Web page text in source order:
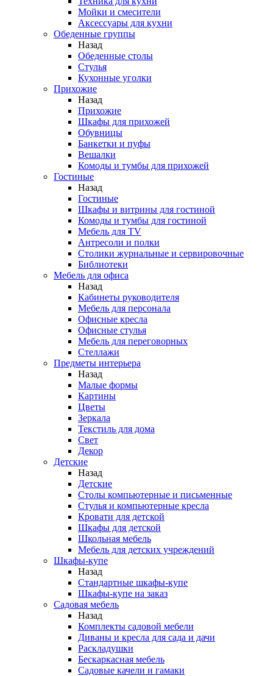
Мойки и смесители
Аксессуары для кухни
Обеденные группы
Назад
Обеденные столы
Стулья
Кухонные уголки
Прихожие
Назад
Прихожие
Шкафы для прихожей
Обувницы
Банкетки и пуфы
Вешалки
Комоды и тумбы для прихожей
Гостиные
Назад
Гостиные
Шкафы и витрины для гостиной
Комоды и тумбы для гостиной
Мебель для TV
Антресоли и полки
Столики журнальные и сервировочные
Библиотеки
Мебель для офиса
Назад
Кабинеты руководителя
Мебель для персонала
Офисные кресла
Офисные стулья
Мебель для переговорных
Стеллажи
Предметы интерьера
Назад
Малые формы
Картины
Цветы
Зеркала
Текстиль для дома
Свет
Декор
Детские
Назад
Детские
Столы компьютерные и письменные
Стулья и компьютерные кресла
Кровати для детской
Шкафы для детской
Школьная мебель
Мебель для детских учреждений
Шкафы-купе
Назад
Стандартные шкафы-купе
Шкафы-купе на заказ
Садовая мебель
Назад
Комплекты садовой мебели
Диваны и кресла для сада и дачи
Раскладушки
Бескаркасная мебель
Садовые качели и гамаки